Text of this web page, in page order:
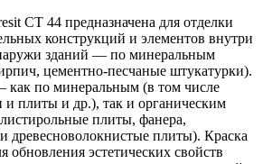
СТ 44 предназначена для отделки
конструкций и элементов внутри
зданий — по минеральным
цементно-песчаные штукатурки).
по минеральным (в том числе
и плиты и др.), так и органическим
плиты, фанера,
древесноволокнистые плиты). Краска
обновления эстетических свойств